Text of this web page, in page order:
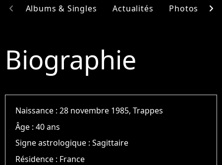
Albums & Singles Actualités Photos
chevron_left chevron_right
Biographie
Naissance :28 novembre 1985, Trappes
Âge :40 ans
Signe astrologique :Sagittaire
Résidence : France